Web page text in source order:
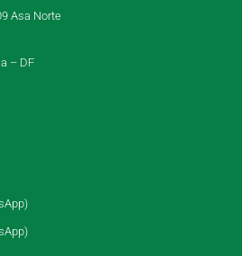
Asa Norte
– DF